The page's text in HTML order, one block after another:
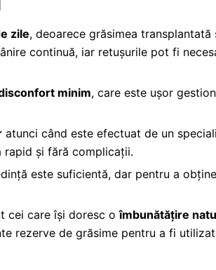
zile, deoarece grăsimea transplantată
continuă, iar retușurile pot fi
minim, care este ușor
atunci când este efectuat de un
rapid și fără complicații.
este suficientă, dar pentru a
cei care își doresc oîmbunătățire
rezerve de grăsime pentru a fi